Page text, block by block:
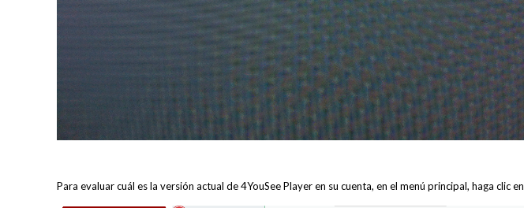
Para evaluar cuál es la versión actual de 4YouSee Player en su cuenta, en el menú principal, haga clic en